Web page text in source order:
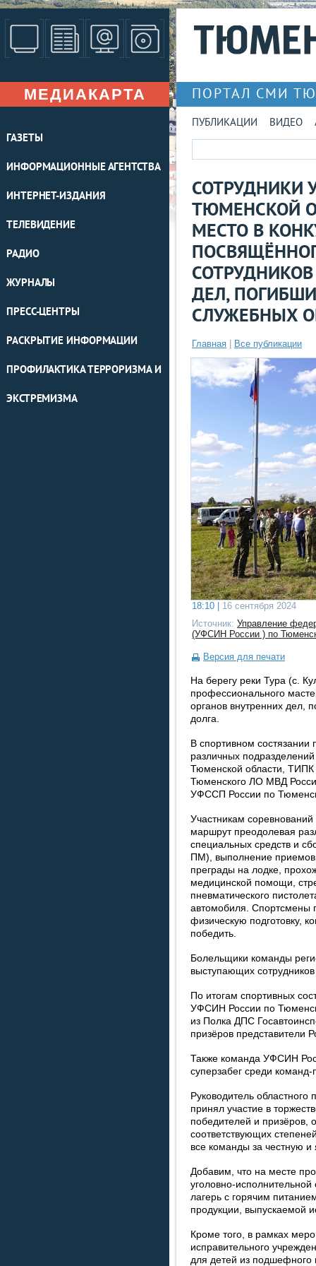
МЕДИАКАРТА
ГАЗЕТЫ
ИНФОРМАЦИОННЫЕ АГЕНТСТВА
ИНТЕРНЕТ-ИЗДАНИЯ
ТЕЛЕВИДЕНИЕ
РАДИО
ЖУРНАЛЫ
ПРЕСС-ЦЕНТРЫ
РАСКРЫТИЕ ИНФОРМАЦИИ
ПРОФИЛАКТИКА ТЕРРОРИЗМА И
ЭКСТРЕМИЗМА
ПОРТАЛ СМИ
ПУБЛИКАЦИИ ВИДЕО
СОТРУДНИКИ
ТЮМЕНСКОЙ
МЕСТО В
ДЕЛ,
СЛУЖЕБНЫХ
Главная Все публикации
18:10 |
16 сентября 2024
Источник: Управление
(УФСИН России ) по
Версия для печати
На берегу реки Тура (с.
профессионального
органов внутренних дел,
долга.
В спортивном
различных
Тюменской области,
Тюменского ЛО МВД
УФССП России по
Участникам
маршрут преодолевая
специальных средств и
ПМ), выполнение приемов
преграды на лодке,
медицинской помощи,
пневматического
автомобиля. Спортсмены
физическую подготовку,
победить.
Болельщики команды
выступающих
По итогам спортивных
УФСИН России по
из Полка ДПС
призёров представители
Также команда УФСИН
суперзабег среди
Руководитель
принял участие в
победителей и призёров,
соответствующих
все команды за честную
Добавим, что на месте
уголовно-
лагерь с горячим
продукции, выпускаемой
Кроме того, в рамках
исправительного
для детей из подшефного